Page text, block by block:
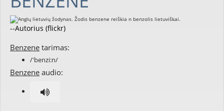
--Autorius (flickr)
Benzene tarimas:
/'benzi:n/
Benzene audio: